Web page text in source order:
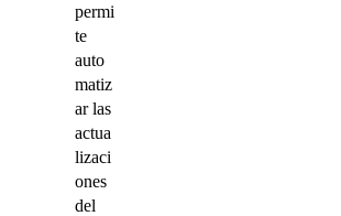
permi
te
auto
matiz
ar las
actua
lizaci
ones
del